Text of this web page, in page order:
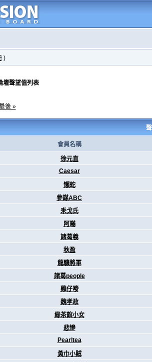
)
壇聲望值列表
後 »
會員名稱
徐元直
Caesar
懶蛇
參謀ABC
耒戈氏
阿暪
諸葛羲
秋盈
龍驤將軍
諸葛people
雞仔嘜
魏孝政
綠茶館小女
悲慘
Pearltea
黃巾小賊